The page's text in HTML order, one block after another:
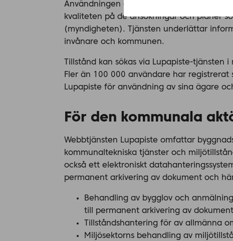
Användningen av tjänsten påskyndar och
kvaliteten på de ansökningar och planer
(myndigheten). Tjänsten underlättar
invånare och kommunen.
Tillstånd kan sökas via Lupapiste-tjänsten
Fler än 100 000 användare har
Lupapiste för användning av sina ägare
För den kommunala
Webbtjänsten Lupapiste omfattar
kommunaltekniska tjänster och
också ett elektroniskt
permanent arkivering av dokument och
Behandling av bygglov och
till permanent arkivering av dokument
Tillståndshantering för av allmänna
Miljösektorns behandling av